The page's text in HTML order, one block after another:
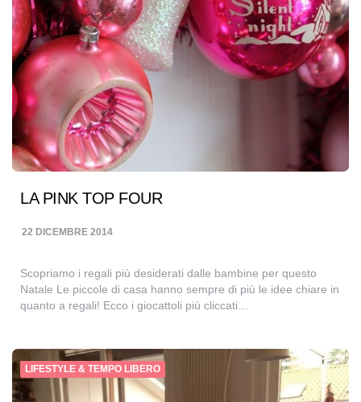
LA PINK TOP FOUR
22 DICEMBRE 2014
Scopriamo i regali più desiderati dalle bambine per questo
Natale Le piccole di casa hanno sempre di più le idee chiare in
quanto a regali! Ecco i giocattoli più cliccati…
LIFESTYLE & TEMPO LIBERO